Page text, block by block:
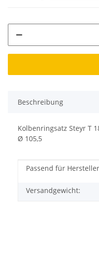
Beschreibung
Kolbenringsatz Steyr T
Ø 105,5
Produkteigenschaft
Wert
Passend für
Versandgewicht: